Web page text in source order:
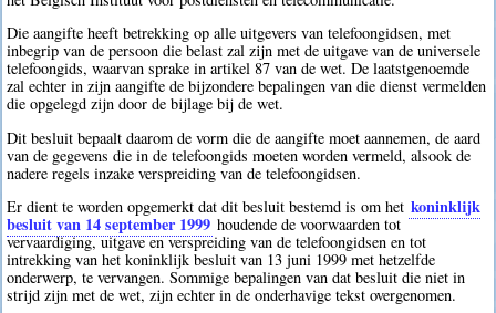
Die aangifte heeft betrekking op alle uitgevers van telefoongidsen, met
inbegrip van de persoon die belast zal zijn met de uitgave van de universele
telefoongids, waarvan sprake in artikel 87 van de wet. De laatstgenoemde
zal echter in zijn aangifte de bijzondere bepalingen van die dienst vermelden
die opgelegd zijn door de bijlage bij de wet.
Dit besluit bepaalt daarom de vorm die de aangifte moet aannemen, de aard
van de gegevens die in de telefoongids moeten worden vermeld, alsook de
nadere regels inzake verspreiding van de telefoongidsen.
Er dient te worden opgemerkt dat dit besluit bestemd is om het koninklijk
besluit van 14 september 1999 houdende de voorwaarden tot
vervaardiging, uitgave en verspreiding van de telefoongidsen en tot
intrekking van het koninklijk besluit van 13 juni 1999 met hetzelfde
onderwerp, te vervangen. Sommige bepalingen van dat besluit die niet in
strijd zijn met de wet, zijn echter in de onderhavige tekst overgenomen.